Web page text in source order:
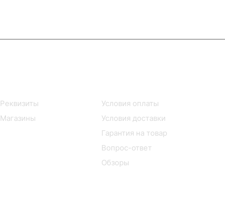
Реквизиты
Магазины
Условия оплаты
Условия доставки
Гарантия на товар
Вопрос-ответ
Обзоры